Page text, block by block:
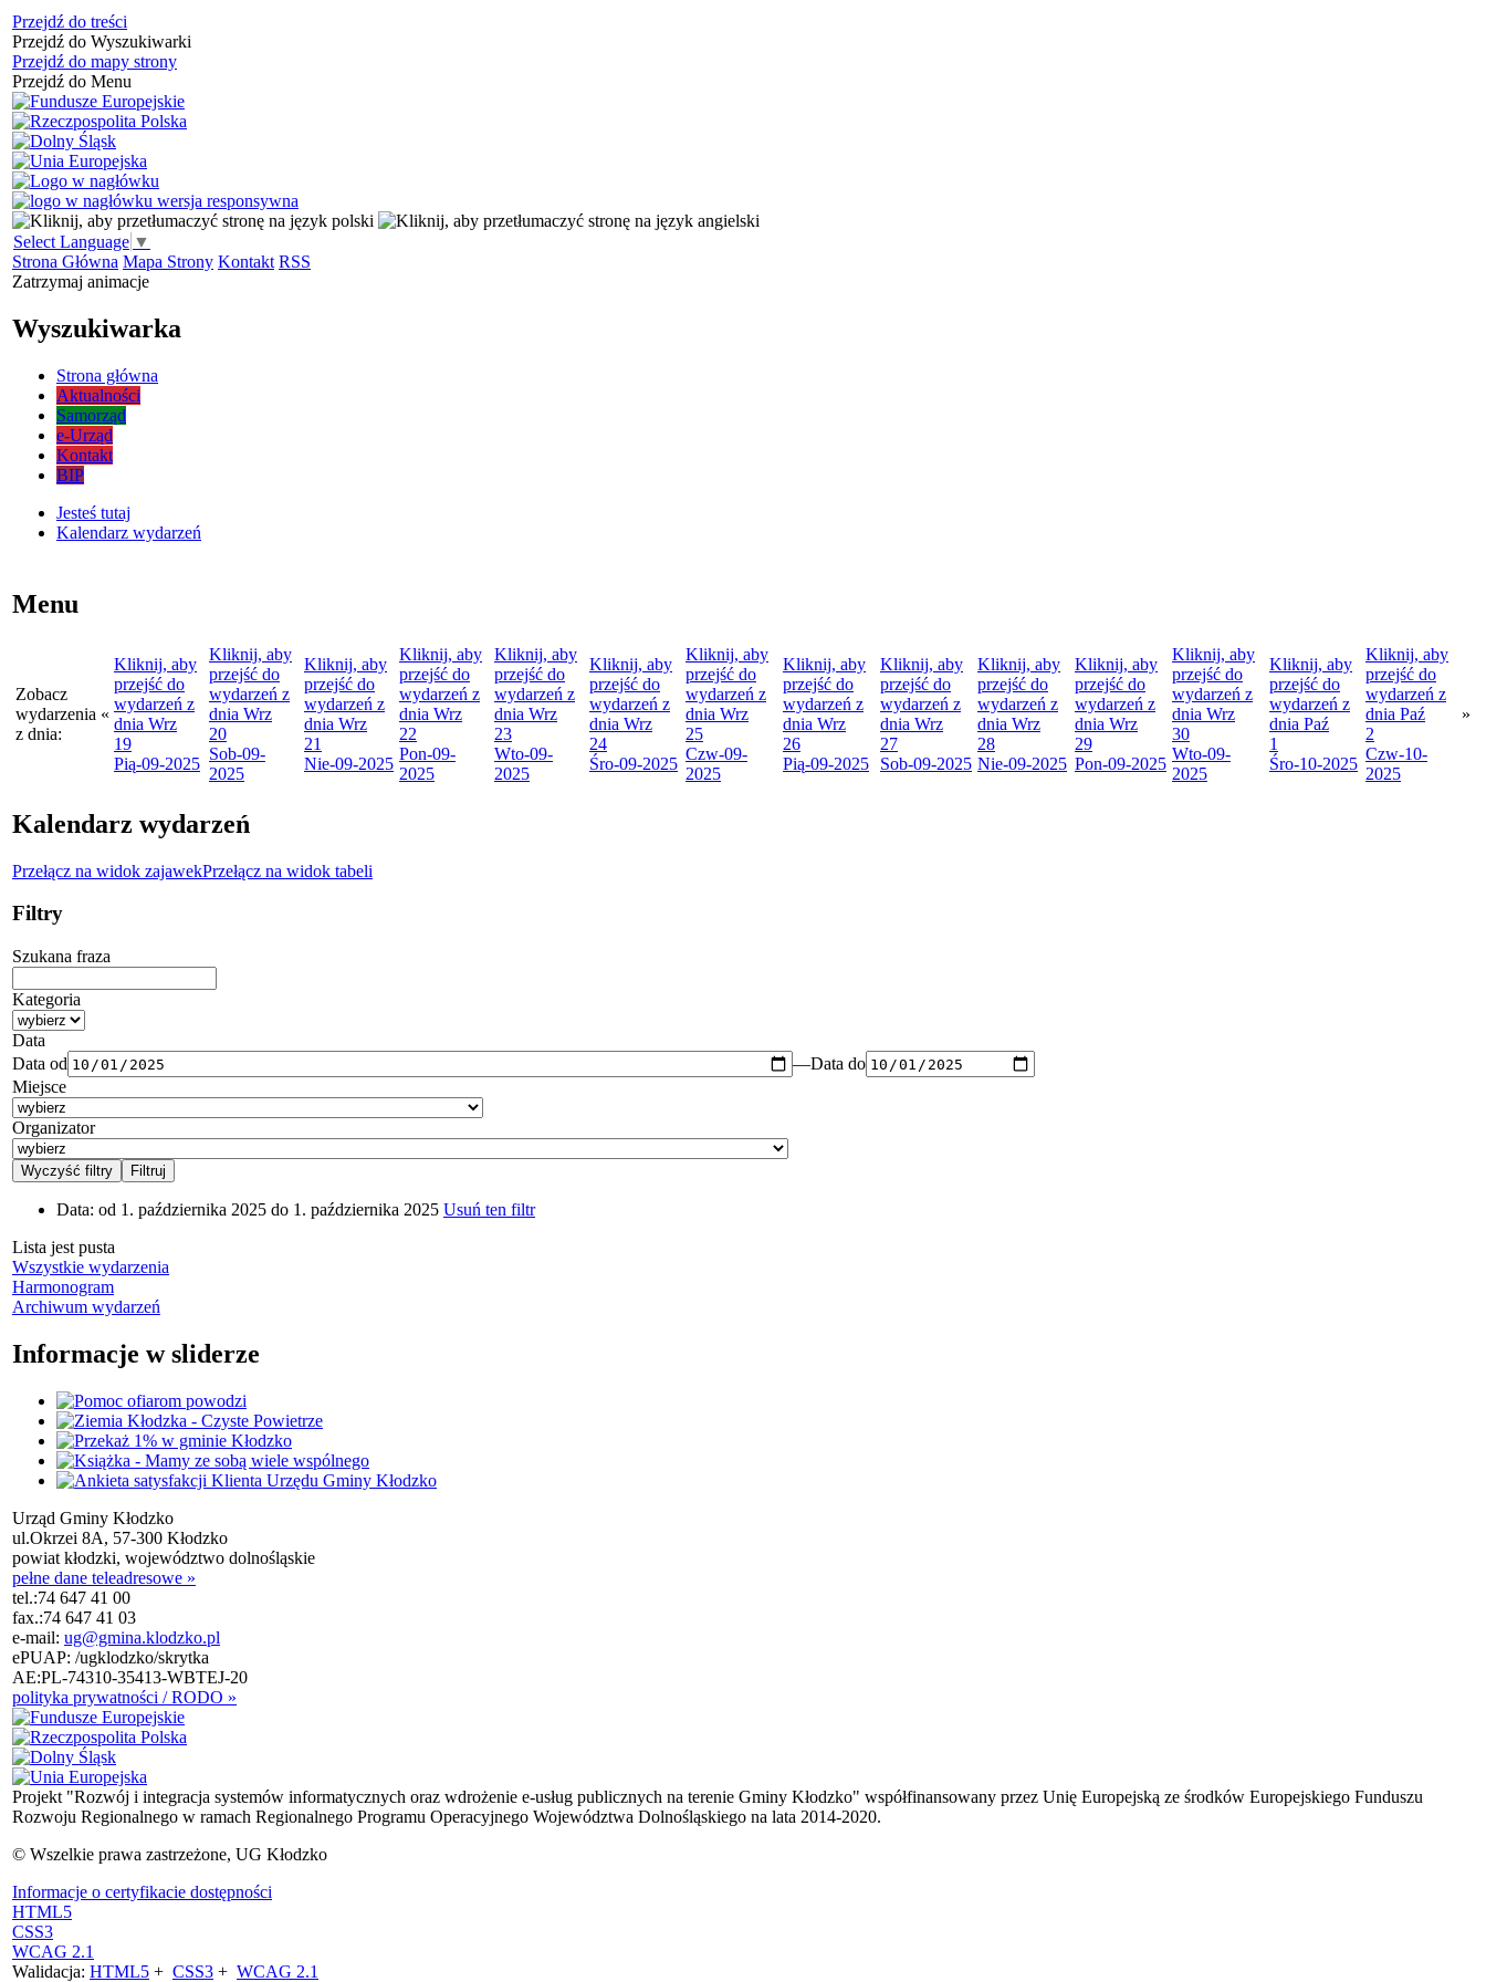
Przejdź do treści
Przejdź do Wyszukiwarki
Przejdź do mapy strony
Przejdź do Menu
Select Language ▼
Strona Główna Mapa Strony Kontakt RSS
Zatrzymaj animacje
Wyszukiwarka
Strona główna
Aktualności
Samorząd
e-Urząd
Kontakt
BIP
Jesteś tutaj
Kalendarz wydarzeń
Menu
Zobacz
wydarzenia
z dnia:
«
Kliknij, aby
przejść do
wydarzeń z
dnia Wrz
19
Pią-09-2025
Kliknij, aby
przejść do
wydarzeń z
dnia Wrz
20
Sob-09-
2025
Kliknij, aby
przejść do
wydarzeń z
dnia Wrz
21
Nie-09-2025
Kliknij, aby
przejść do
wydarzeń z
dnia Wrz
22
Pon-09-
2025
Kliknij, aby
przejść do
wydarzeń z
dnia Wrz
23
Wto-09-
2025
Kliknij, aby
przejść do
wydarzeń z
dnia Wrz
24
Śro-09-2025
Kliknij, aby
przejść do
wydarzeń z
dnia Wrz
25
Czw-09-
2025
Kliknij, aby
przejść do
wydarzeń z
dnia Wrz
26
Pią-09-2025
Kliknij, aby
przejść do
wydarzeń z
dnia Wrz
27
Sob-09-2025
Kliknij, aby
przejść do
wydarzeń z
dnia Wrz
28
Nie-09-2025
Kliknij, aby
przejść do
wydarzeń z
dnia Wrz
29
Pon-09-2025
Kliknij, aby
przejść do
wydarzeń z
dnia Wrz
30
Wto-09-
2025
Kliknij, aby
przejść do
wydarzeń z
dnia Paź
1
Śro-10-2025
Kliknij, aby
przejść do
wydarzeń z
dnia Paź
2
Czw-10-
2025
»
Kalendarz wydarzeń
Przełącz na widok zajawekPrzełącz na widok tabeli
Filtry
Szukana fraza
Kategoria
Data
Data od
—Data do
Miejsce
Organizator
Data: od 1. października 2025 do 1. października 2025 Usuń ten filtr
Lista jest pusta
Wszystkie wydarzenia
Harmonogram
Archiwum wydarzeń
Informacje w sliderze
Urząd Gminy Kłodzko
ul.Okrzei 8A, 57-300 Kłodzko
powiat kłodzki, województwo dolnośląskie
pełne dane teleadresowe »
tel.:74 647 41 00
fax.:74 647 41 03
e-mail: ug@gmina.klodzko.pl
ePUAP: /ugklodzko/skrytka
AE:PL-74310-35413-WBTEJ-20
polityka prywatności / RODO »
Projekt "Rozwój i integracja systemów informatycznych oraz wdrożenie e-usług publicznych na terenie Gminy Kłodzko" współfinansowany przez Unię Europejską ze środków Europejskiego Funduszu
Rozwoju Regionalnego w ramach Regionalnego Programu Operacyjnego Województwa Dolnośląskiego na lata 2014-2020.
© Wszelkie prawa zastrzeżone, UG Kłodzko
Informacje o certyfikacie dostępności
HTML5
CSS3
WCAG 2.1
Walidacja: HTML5 + CSS3 + WCAG 2.1